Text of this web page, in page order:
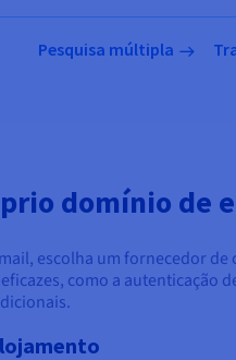
Pesquisa múltipla
domínio de
escolha um fornecedor
como a autenticação